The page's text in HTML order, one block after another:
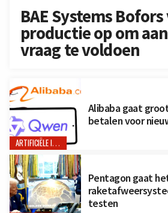
BAE Systems
productie op om
vraag te voldoen
ARTIFICIËLE INTELLIGENTIE
Alibaba gaat
betalen voor
Pentagon gaat
testen